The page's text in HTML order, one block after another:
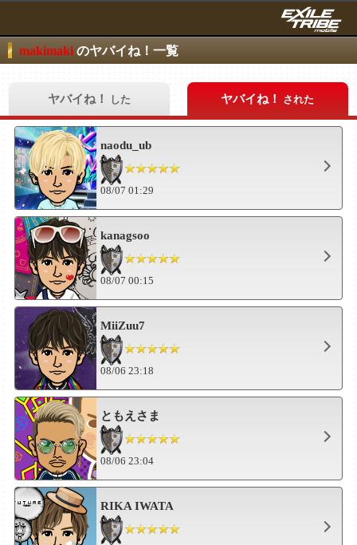
makimaki のヤバイね！一覧
ヤバイね！ した ヤバイね！ された
naodu_ub
08/07 01:29
kanagsoo
08/07 00:15
MiiZuu7
08/06 23:18
ともえさま
08/06 23:04
RIKA IWATA